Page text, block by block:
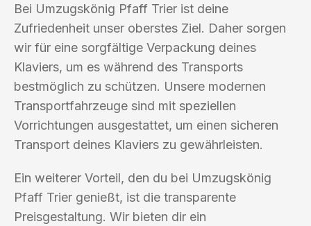
Bei Umzugskönig Pfaff Trier ist deine
Zufriedenheit unser oberstes Ziel. Daher sorgen
wir für eine sorgfältige Verpackung deines
Klaviers, um es während des Transports
bestmöglich zu schützen. Unsere modernen
Transportfahrzeuge sind mit speziellen
Vorrichtungen ausgestattet, um einen sicheren
Transport deines Klaviers zu gewährleisten.
Ein weiterer Vorteil, den du bei Umzugskönig
Pfaff Trier genießt, ist die transparente
Preisgestaltung. Wir bieten dir ein